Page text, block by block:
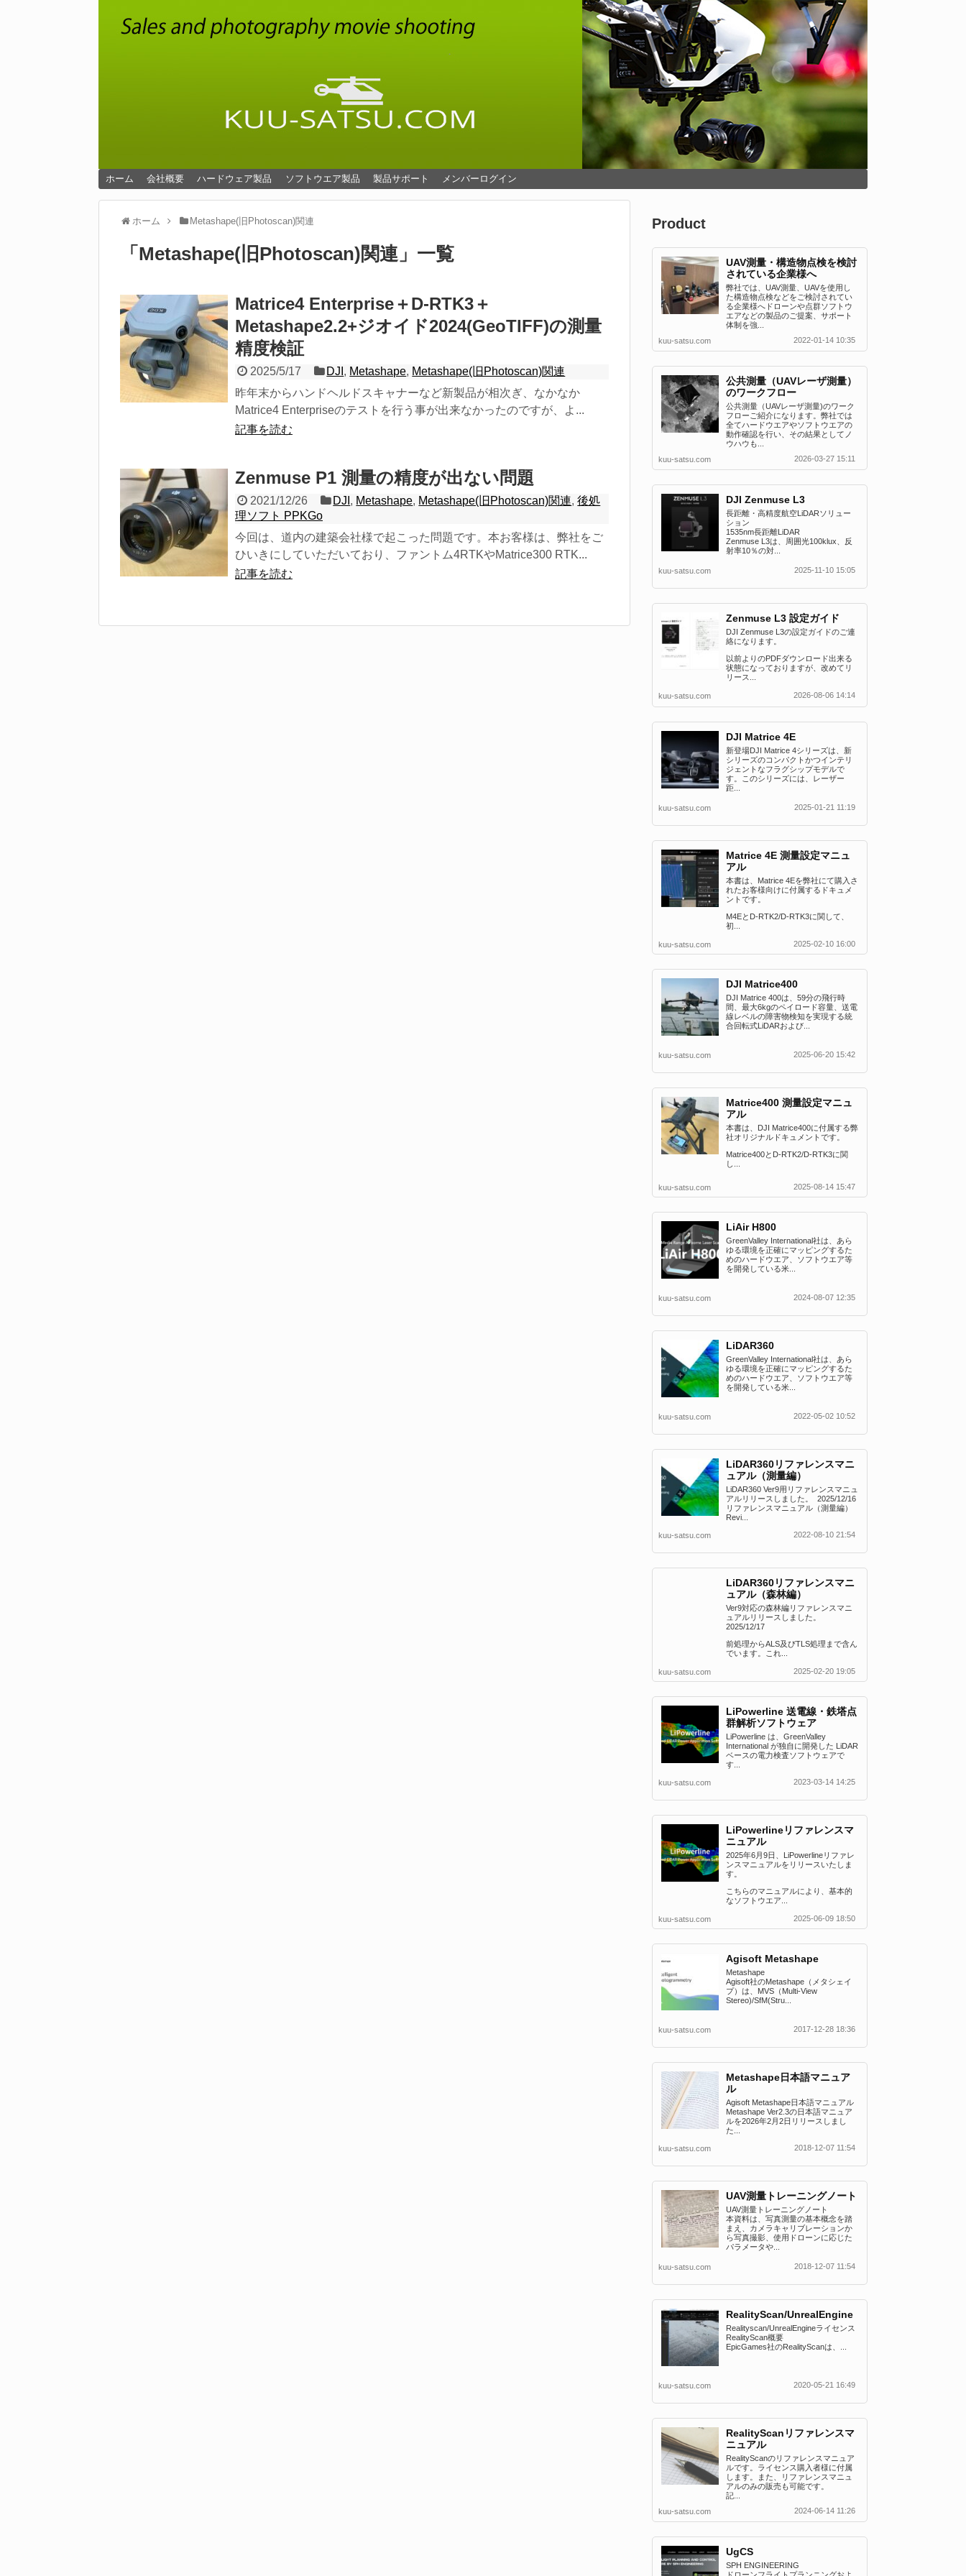
ホーム 会社概要 ハードウェア製品 ソフトウエア製品 製品サポート メンバーログイン
ホーム Metashape(旧Photoscan)関連
「 Metashape(旧Photoscan)関連 」 一覧
Matrice4 Enterprise＋D-RTK3＋
Metashape2.2+ジオイド2024(GeoTIFF)の測量
精度検証
2025/5/17 DJI , Metashape, Metashape(旧Photoscan)関連
昨年末からハンドヘルドスキャナーなど新製品が相次ぎ、なかなか
Matrice4 Enterpriseのテストを行う事が出来なかったのですが、よ...
記事を読む
Zenmuse P1 測量の精度が出ない問題
2021/12/26 DJI , Metashape, Metashape(旧Photoscan)関連,後処
理ソフト PPKGo
今回は、道内の建築会社様で起こった問題です。本お客様は、弊社をご
ひいきにしていただいており、ファントム4RTKやMatrice300 RTK...
記事を読む
Product
UAV測量・構造物点検を検討
されている企業様へ
弊社では、UAV測量、UAVを使用し
た構造物点検などをご検討されてい
る企業様へドローンや点群ソフトウ
エアなどの製品のご提案、サポート
体制を強...
kuu-satsu.com
2022-01-14 10:35
公共測量（UAVレーザ測量）
のワークフロー
公共測量（UAVレーザ測量)のワーク
フローご紹介になります。弊社では
全てハードウエアやソフトウエアの
動作確認を行い、その結果としてノ
ウハウも...
kuu-satsu.com
2026-03-27 15:11
DJI Zenmuse L3
長距離・高精度航空LiDARソリュー
ション
1535nm長距離LiDAR
Zenmuse L3は、周囲光100klux、反
射率10％の対...
kuu-satsu.com 2025-11-10 15:05
Zenmuse L3 設定ガイド
DJI Zenmuse L3の設定ガイドのご連
絡になります。
以前よりのPDFダウンロード出来る
状態になっておりますが、改めてリ
リース...
kuu-satsu.com 2026-08-06 14:14
DJI Matrice 4E
新登場DJI Matrice 4シリーズは、新
シリーズのコンパクトかつインテリ
ジェントなフラグシップモデルで
す。このシリーズには、レーザー
距...
kuu-satsu.com 2025-01-21 11:19
Matrice 4E 測量設定マニュ
アル
本書は、Matrice 4Eを弊社にて購入さ
れたお客様向けに付属するドキュメ
ントです。
M4EとD-RTK2/D-RTK3に関して、
初...
kuu-satsu.com 2025-02-10 16:00
DJI Matrice400
DJI Matrice 400は、59分の飛行時
間、最大6kgのペイロード容量、送電
線レベルの障害物検知を実現する統
合回転式LiDARおよび...
kuu-satsu.com 2025-06-20 15:42
Matrice400 測量設定マニュ
アル
本書は、DJI Matrice400に付属する弊
社オリジナルドキュメントです。
Matrice400とD-RTK2/D-RTK3に関
し...
kuu-satsu.com 2025-08-14 15:47
LiAir H800
GreenValley International社は、あら
ゆる環境を正確にマッピングするた
めのハードウエア、ソフトウエア等
を開発している米...
kuu-satsu.com 2024-08-07 12:35
LiDAR360
GreenValley International社は、あら
ゆる環境を正確にマッピングするた
めのハードウエア、ソフトウエア等
を開発している米...
kuu-satsu.com 2022-05-02 10:52
LiDAR360リファレンスマニ
ュアル（測量編）
LiDAR360 Ver9用リファレンスマニュ
アルリリースしました。 2025/12/16
リファレンスマニュアル（測量編）
Revi...
kuu-satsu.com 2022-08-10 21:54
LiDAR360リファレンスマニ
ュアル（森林編）
Ver9対応の森林編リファレンスマニ
ュアルリリースしました。
2025/12/17
前処理からALS及びTLS処理まで含ん
でいます。これ...
kuu-satsu.com 2025-02-20 19:05
LiPowerline 送電線・鉄塔点
群解析ソフトウェア
LiPowerline は、GreenValley
International が独自に開発した LiDAR
ベースの電力検査ソフトウェアで
す...
kuu-satsu.com 2023-03-14 14:25
LiPowerlineリファレンスマ
ニュアル
2025年6月9日、LiPowerlineリファレ
ンスマニュアルをリリースいたしま
す。
こちらのマニュアルにより、基本的
なソフトウエア...
kuu-satsu.com 2025-06-09 18:50
Agisoft Metashape
Metashape
Agisoft社のMetashape（メタシェイ
プ）は、MVS（Multi-View
Stereo)/SfM(Stru...
kuu-satsu.com 2017-12-28 18:36
Metashape日本語マニュア
ル
Agisoft Metashape日本語マニュアル
Metashape Ver2.3の日本語マニュア
ルを2026年2月2日リリースしまし
た...
kuu-satsu.com 2018-12-07 11:54
UAV測量トレーニングノート
UAV測量トレーニングノート
本資料は、写真測量の基本概念を踏
まえ、カメラキャリブレーションか
ら写真撮影、使用ドローンに応じた
パラメータや...
kuu-satsu.com 2018-12-07 11:54
RealityScan/UnrealEngine
Realityscan/UnrealEngineライセンス
RealityScan概要
EpicGames社のRealityScanは、...
kuu-satsu.com 2020-05-21 16:49
RealityScanリファレンスマ
ニュアル
RealityScanのリファレンスマニュア
ルです。ライセンス購入者様に付属
します。また、リファレンスマニュ
アルのみの販売も可能です。
記...
kuu-satsu.com
2024-06-14 11:26
UgCS
SPH ENGINEERING